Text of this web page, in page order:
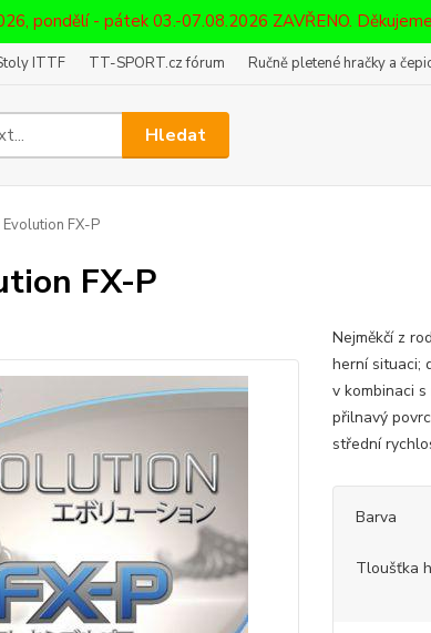
pondělí - pátek 03.-07.08.2026 ZAVŘENO.
ITTF TT-SPORT.cz fórum Ručně pletené hračky a
Hledat
FX-P
FX-P
Nejměkčí z
herní situaci;
v kombinaci
přilnavý
střední
Barva
Tloušťka